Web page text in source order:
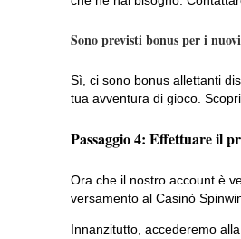
Sono previsti bonus per i
Sì, ci sono bonus allettanti
tua avventura di gioco.
Passaggio 4: Effettuare il
Ora che il nostro account è
versamento al Casinò
Innanzitutto, accederemo